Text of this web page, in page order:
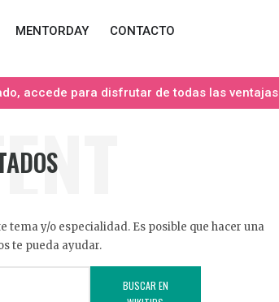
MENTORDAY CONTACTO
accede para disfrutar de todas las ventajas
y/o especialidad. Es posible que hacer una
te pueda ayudar.
BUSCAR EN